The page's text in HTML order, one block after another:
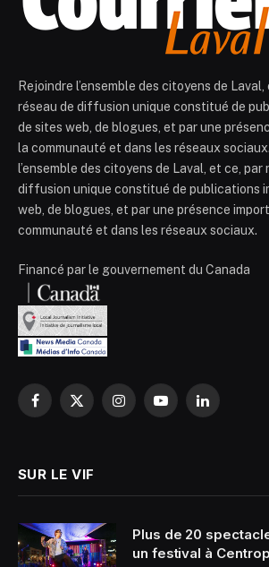
Rejoindre l’ensemble des citoyens de
réseau de diffusion unique constitué de
de sites web, de blogues, et par une
la communauté et dans les réseaux
l’ensemble des citoyens de Laval, et ce, par
diffusion unique constitué de publications
web, de blogues, et par une présence
communauté et dans les réseaux sociaux.
Financé par le gouvernement du Canada
Facebook
X
InstagramYouTubeLinkedIn
SUR LE VIF
Plus de 20
un festival à